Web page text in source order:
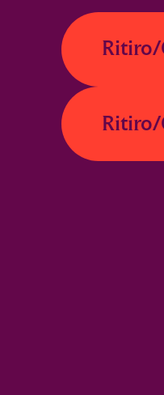
Ritiro/
Ritiro/